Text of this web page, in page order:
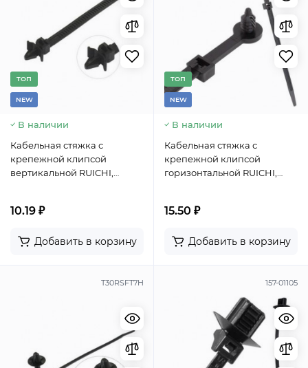
TОП
NEW
В наличии
Кабельная стяжка с
крепежной клипсой
вертикальной RUICHI,
PA66, цвет черный
10.19 ₽
Добавить в корзину
TОП
NEW
В наличии
Кабельная стяжка с
крепежной клипсой
горизонтальной RUICHI,
PA66, цвет черный
15.50 ₽
Добавить в корзину
T30RSFT7H 157-01105